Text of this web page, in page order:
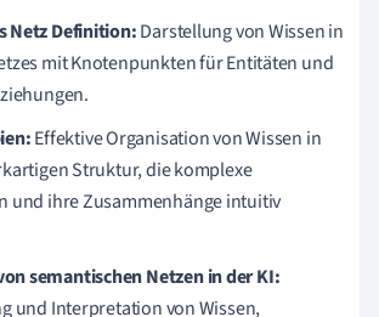
Netz Definition:Darstellung von Wissen in
mit Knotenpunkten für Entitäten und
Effektive Organisation von Wissen in
Struktur, die komplexe
und ihre Zusammenhänge intuitiv
semantischen Netzen in der KI:
und Interpretation von Wissen,